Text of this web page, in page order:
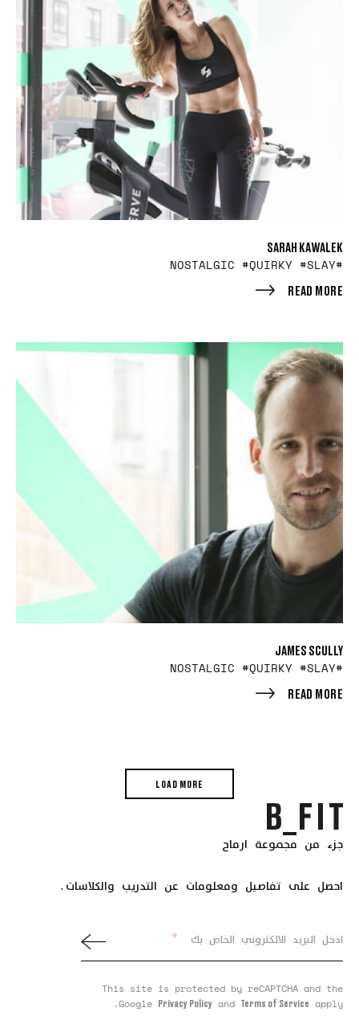
SARAH KAWALEK
#NOSTALGIC #QUIRKY #SLAY
READ MORE
JAMES SCULLY
#NOSTALGIC #QUIRKY #SLAY
READ MORE
LOAD MORE
جزء من مجموعة ارماح
احصل على تفاصيل ومعلومات عن التدريب والكلاسات.
ادخل البريد الالكتروني الخاص بك *
This site is protected by reCAPTCHA and the
Google Privacy Policy and Terms of Service apply.